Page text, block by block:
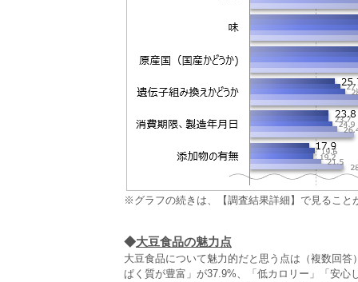
※グラフの続きは、【調査結果詳細】で見ること
◆大豆食品の魅力点
大豆食品について魅力的だと思う点は（複数回
ぱく質が豊富」が37.9%、「低カロリー」「安